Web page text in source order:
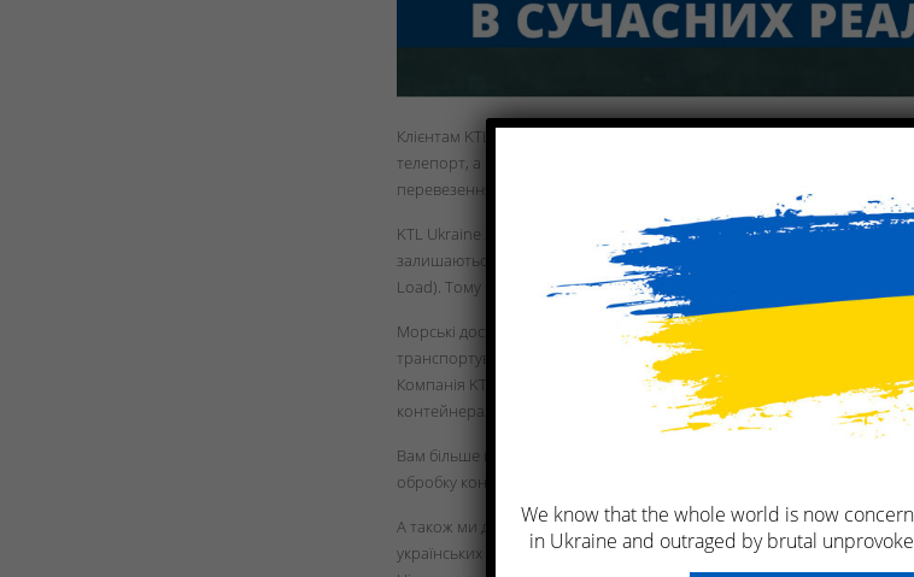
Клієнтам KTL Ukraine завжди доступні морські перевезення навіть в
телепорт, а маємо мережу портів та перевізників наших надійних
перевезення морем?
KTL Ukraine здійснює морські перевезення до будь-якої частини
залишаються саме контейнерні перевезення за схемами FCL (Full
Load). Тому вам завжди доступні кращі умови та максимальний сервіс.
Морські доставлення відбуваються за допомогою 20-ти та 40-ка
транспортування, знижує ризик псування товару та дозволяє
Компанія KTL Ukraine також доставляє вантажі, які потребують
контейнерах. Таким чином, ваш товар зможе швидко та безпечно
Вам більше не потрібно хвилюватися за букінг контейнерів,
обробку контейнерів, оформлення документів та відстеження вантажу
А також ми допоможемо обрати ідеальний маршрут
українських портів, усі перевезення відбуваються через Румунію,
We know that the whole world is now
in Ukraine and outraged by brutal